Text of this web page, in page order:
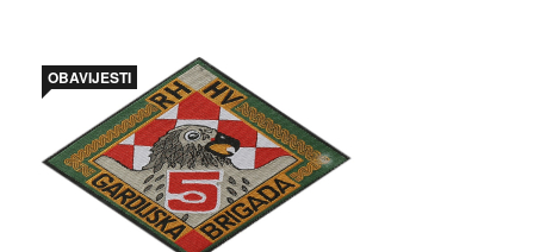
OBAVIJESTI